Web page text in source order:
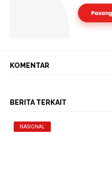
KOMENTAR
BERITA TERKAIT
NASIONAL